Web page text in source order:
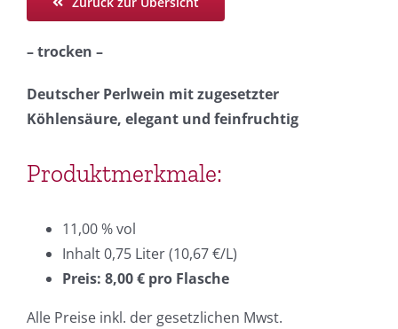
– trocken –
Deutscher Perlwein mit zugesetzter
Köhlensäure, elegant und feinfruchtig
Produktmerkmale:
11,00 % vol
Inhalt 0,75 Liter (10,67 €/L)
Preis: 8,00 € pro Flasche
Alle Preise inkl. der gesetzlichen Mwst.